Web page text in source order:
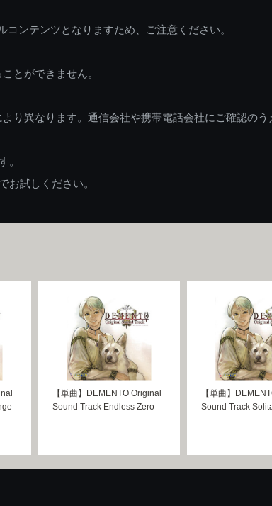
ンテンツとなりますため、ご注意ください。
とができません。
り異なります。通信会社や携帯電話会社にご確認の
。
試しください。
【単曲】DEMENTO Original
Sound Track Endless Zero
【単曲】
Sound Track